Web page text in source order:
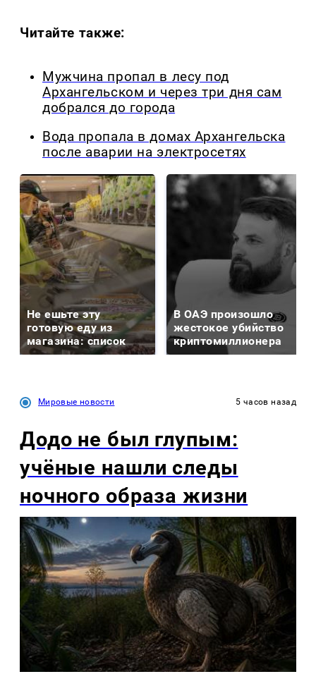
Читайте также:
Мужчина пропал в лесу под
Архангельском и через три дня сам
добрался до города
Вода пропала в домах Архангельска
после аварии на электросетях
Не ешьте эту
готовую еду из
магазина: список
В ОАЭ произошло
жестокое убийство
криптомиллионера
Мировые новости 5 часов назад
Додо не был глупым:
учёные нашли следы
ночного образа жизни